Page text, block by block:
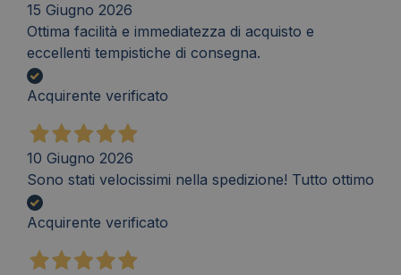
15 Giugno 2026
Ottima facilità e immediatezza di acquisto e
eccellenti tempistiche di consegna.
Acquirente verificato
10 Giugno 2026
Sono stati velocissimi nella spedizione! Tutto ottimo
Acquirente verificato